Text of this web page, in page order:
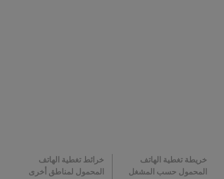
خريطة تغطية الهاتف
المحمول حسب المشغل
خرائط تغطية الهاتف
المحمول لمناطق أخرى